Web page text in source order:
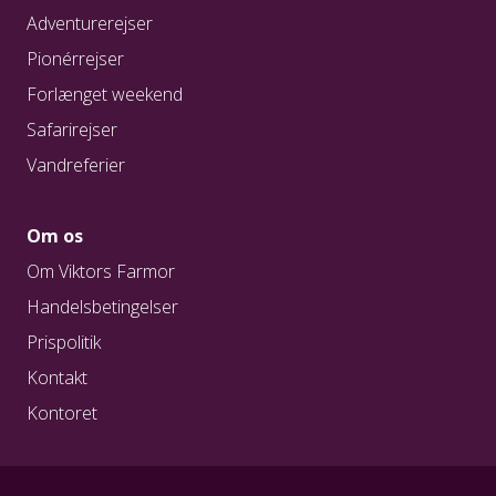
Adventurerejser
Pionérrejser
Forlænget weekend
Safarirejser
Vandreferier
Om os
Om Viktors Farmor
Handelsbetingelser
Prispolitik
Kontakt
Kontoret